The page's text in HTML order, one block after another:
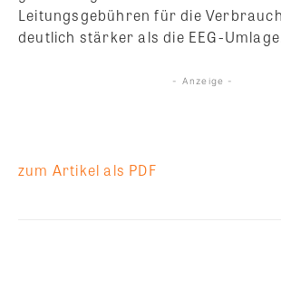
Leitungsgebühren für die
deutlich stärker als die EEG-
- Anzeige -
zum Artikel als PDF